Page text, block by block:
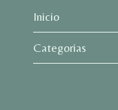
Inicio
Categorias